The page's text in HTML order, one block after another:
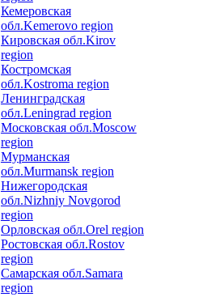
Кемеровская
обл.Kemerovo region
Кировская обл.Kirov
region
Костромская
обл.Kostroma region
Ленинградская
обл.Leningrad region
Московская обл.Moscow
region
Мурманская
обл.Murmansk region
Нижегородская
обл.Nizhniy Novgorod
region
Орловская обл.Orel region
Ростовская обл.Rostov
region
Самарская обл.Samara
region